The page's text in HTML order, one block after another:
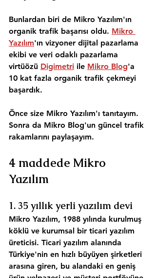
Bunlardan biri de Mikro Yazılım'ın
organik trafik başarısı oldu. Mikro
Yazılım'ın vizyoner dijital pazarlama
ekibi ve veri odaklı pazarlama
virtüözü Digimetri ile Mikro Blog'a
10 kat fazla organik trafik çekmeyi
başardık.
Önce size Mikro Yazılım'ı tanıtayım.
Sonra da Mikro Blog'un güncel trafik
rakamlarını paylaşayım.
4 maddede Mikro
Yazılım
1. 35 yıllık yerli yazılım devi
Mikro Yazılım, 1988 yılında kurulmuş
köklü ve kurumsal bir ticari yazılım
üreticisi. Ticari yazılım alanında
Türkiye'nin en hızlı büyüyen şirketleri
arasına giren, bu alandaki en geniş